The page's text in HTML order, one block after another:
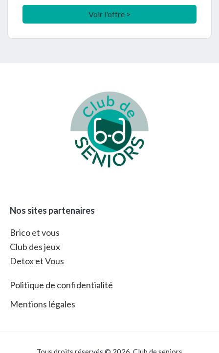
Voir l'offre >
Nos sites partenaires
Brico et vous
Club des jeux
Detox et Vous
Politique de confidentialité
Mentions légales